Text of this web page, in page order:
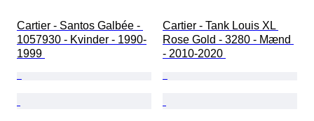
Cartier - Santos Galbée -
1057930 - Kvinder - 1990-
1999
Cartier - Tank Louis XL
Rose Gold - 3280 - Mænd
- 2010-2020